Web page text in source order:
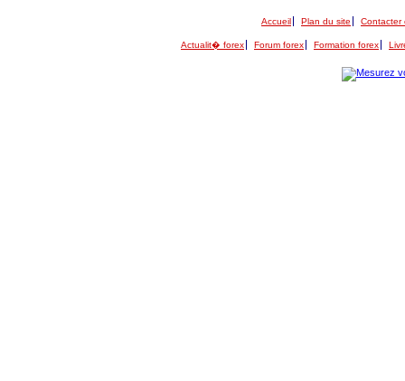
Accueil Plan du site Contacter
Actualit� forex Forum forex Formation forex